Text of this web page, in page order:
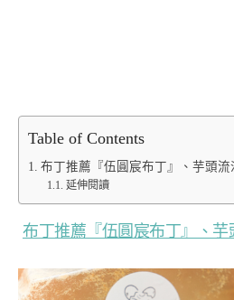
Table of Contents
布丁推薦『伍圓宸布丁』、芋頭流
延伸閱讀
布丁推薦『伍圓宸布丁』、